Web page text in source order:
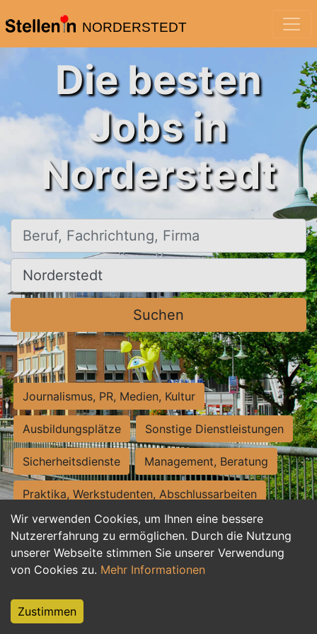
NORDERSTEDT
Wir verwenden Cookies, um Ihnen eine bessere
Nutzererfahrung zu ermöglichen. Durch die Nutzung
unserer Webseite stimmen Sie unserer Verwendung
von Cookies zu. Mehr Informationen
Zustimmen
Die besten
Jobs in
Norderstedt
Beruf, Fachrichtung, Firma
Ort, Stadt
Suchen
Journalismus, PR, Medien, Kultur
Ausbildungsplätze Sonstige Dienstleistungen
Sicherheitsdienste Management, Beratung
Praktika, Werkstudenten, Abschlussarbeiten
Personalwesen Assistenz, Sekretariat
Hilfskräfte, Aushilfs- und Nebenjobs
Weiterbildung, Studium, duale Ausbildung